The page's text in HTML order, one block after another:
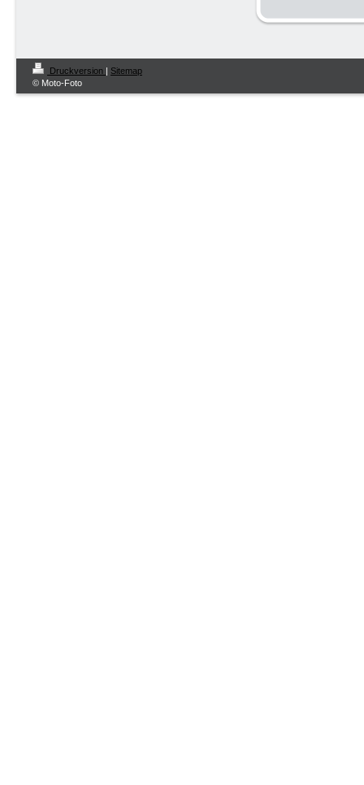
Druckversion | Sitemap
© Moto-Foto